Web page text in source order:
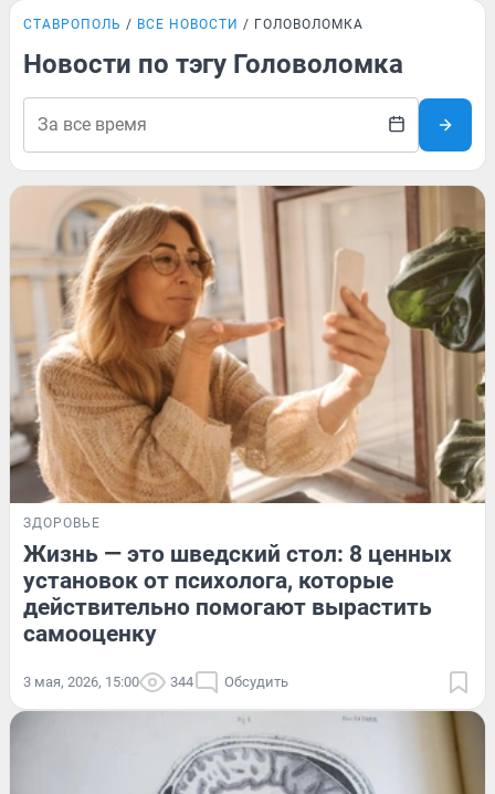
СТАВРОПОЛЬ ВСЕ НОВОСТИ ГОЛОВОЛОМКА
Новости по тэгу Головоломка
ЗДОРОВЬЕ
Жизнь — это шведский стол: 8 ценных
установок от психолога, которые
действительно помогают вырастить
самооценку
3 мая, 2026, 15:00 344 Обсудить